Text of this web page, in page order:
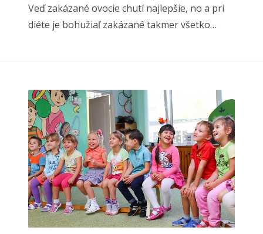
Veď zakázané ovocie chutí najlepšie, no a pri
diéte je bohužiaľ zakázané takmer všetko…